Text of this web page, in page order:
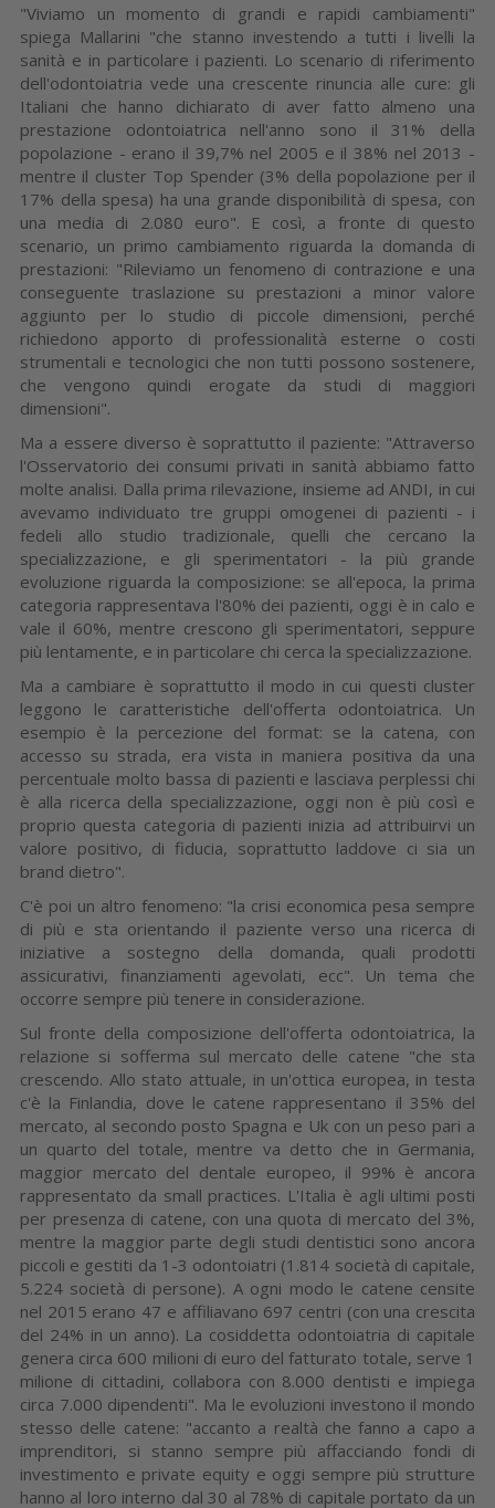
"Viviamo un momento di grandi e rapidi cambiamenti"
spiega Mallarini "che stanno investendo a tutti i livelli la
sanità e in particolare i pazienti. Lo scenario di riferimento
dell'odontoiatria vede una crescente rinuncia alle cure: gli
Italiani che hanno dichiarato di aver fatto almeno una
prestazione odontoiatrica nell'anno sono il 31% della
popolazione - erano il 39,7% nel 2005 e il 38% nel 2013 -
mentre il cluster Top Spender (3% della popolazione per il
17% della spesa) ha una grande disponibilità di spesa, con
una media di 2.080 euro". E così, a fronte di questo
scenario, un primo cambiamento riguarda la domanda di
prestazioni: "Rileviamo un fenomeno di contrazione e una
conseguente traslazione su prestazioni a minor valore
aggiunto per lo studio di piccole dimensioni, perché
richiedono apporto di professionalità esterne o costi
strumentali e tecnologici che non tutti possono sostenere,
che vengono quindi erogate da studi di maggiori
dimensioni".
Ma a essere diverso è soprattutto il paziente: "Attraverso
l'Osservatorio dei consumi privati in sanità abbiamo fatto
molte analisi. Dalla prima rilevazione, insieme ad ANDI, in cui
avevamo individuato tre gruppi omogenei di pazienti - i
fedeli allo studio tradizionale, quelli che cercano la
specializzazione, e gli sperimentatori - la più grande
evoluzione riguarda la composizione: se all'epoca, la prima
categoria rappresentava l'80% dei pazienti, oggi è in calo e
vale il 60%, mentre crescono gli sperimentatori, seppure
più lentamente, e in particolare chi cerca la specializzazione.
Ma a cambiare è soprattutto il modo in cui questi cluster
leggono le caratteristiche dell'offerta odontoiatrica. Un
esempio è la percezione del format: se la catena, con
accesso su strada, era vista in maniera positiva da una
percentuale molto bassa di pazienti e lasciava perplessi chi
è alla ricerca della specializzazione, oggi non è più così e
proprio questa categoria di pazienti inizia ad attribuirvi un
valore positivo, di fiducia, soprattutto laddove ci sia un
brand dietro".
C'è poi un altro fenomeno: "la crisi economica pesa sempre
di più e sta orientando il paziente verso una ricerca di
iniziative a sostegno della domanda, quali prodotti
assicurativi, finanziamenti agevolati, ecc". Un tema che
occorre sempre più tenere in considerazione.
Sul fronte della composizione dell'offerta odontoiatrica, la
relazione si sofferma sul mercato delle catene "che sta
crescendo. Allo stato attuale, in un'ottica europea, in testa
c'è la Finlandia, dove le catene rappresentano il 35% del
mercato, al secondo posto Spagna e Uk con un peso pari a
un quarto del totale, mentre va detto che in Germania,
maggior mercato del dentale europeo, il 99% è ancora
rappresentato da small practices. L'Italia è agli ultimi posti
per presenza di catene, con una quota di mercato del 3%,
mentre la maggior parte degli studi dentistici sono ancora
piccoli e gestiti da 1-3 odontoiatri (1.814 società di capitale,
5.224 società di persone). A ogni modo le catene censite
nel 2015 erano 47 e affiliavano 697 centri (con una crescita
del 24% in un anno). La cosiddetta odontoiatria di capitale
genera circa 600 milioni di euro del fatturato totale, serve 1
milione di cittadini, collabora con 8.000 dentisti e impiega
circa 7.000 dipendenti". Ma le evoluzioni investono il mondo
stesso delle catene: "accanto a realtà che fanno a capo a
imprenditori, si stanno sempre più affacciando fondi di
investimento e private equity e oggi sempre più strutture
hanno al loro interno dal 30 al 78% di capitale portato da un